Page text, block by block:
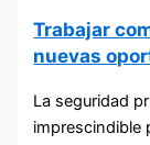
Trabajar
nuevas
La seguridad
imprescindible